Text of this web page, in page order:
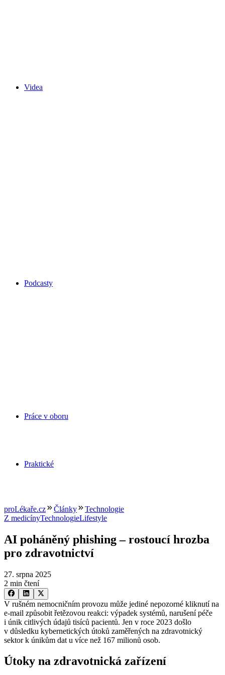
Videa
Podcasty
Práce v oboru
Praktické
proLékaře.cz Články
Technologie
Z medicínyTechnologieLifestyle
AI poháněný phishing –⁠ rostoucí hrozba
pro zdravotnictví
27. srpna 2025
2 min čtení
V rušném nemocničním provozu může jediné nepozorné kliknutí na
e-mail způsobit řetězovou reakci: výpadek systémů, narušení péče
i únik citlivých údajů tisíců pacientů. Jen v roce 2023 došlo
v důsledku kybernetických útoků zaměřených na zdravotnický
sektor k únikům dat u více než 167 milionů osob.
Útoky na zdravotnická zařízení